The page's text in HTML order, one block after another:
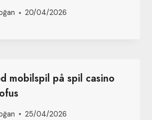
20/04/2026
mobilspil på spil casino
25/04/2026